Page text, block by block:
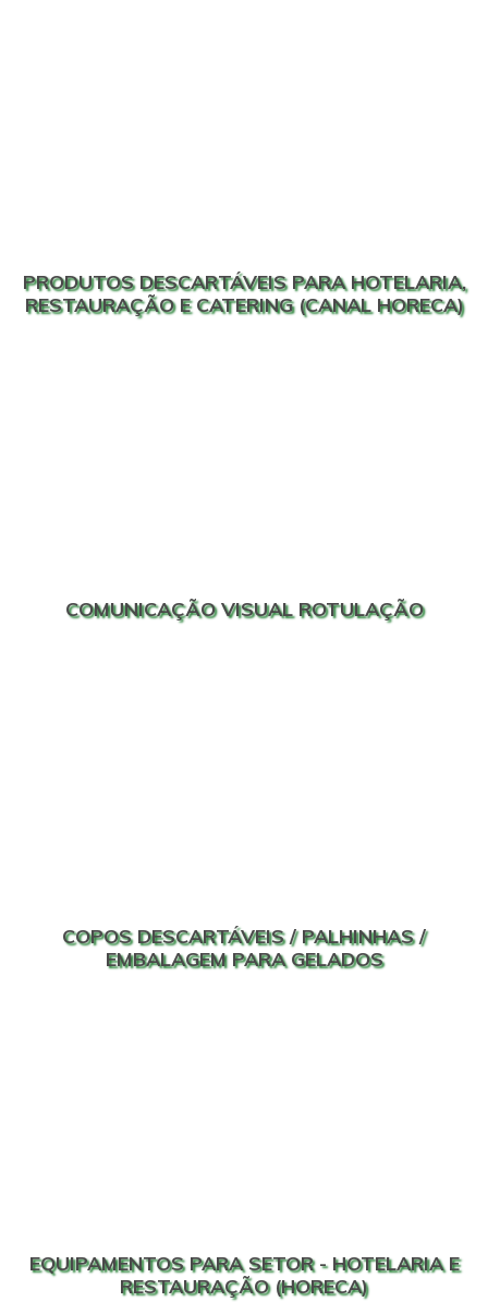
PRODUTOS DESCARTÁVEIS PARA HOTELARIA,
RESTAURAÇÃO E CATERING (CANAL HORECA)
COMUNICAÇÃO VISUAL ROTULAÇÃO
COPOS DESCARTÁVEIS / PALHINHAS /
EMBALAGEM PARA GELADOS
EQUIPAMENTOS PARA SETOR - HOTELARIA E
RESTAURAÇÃO (HORECA)